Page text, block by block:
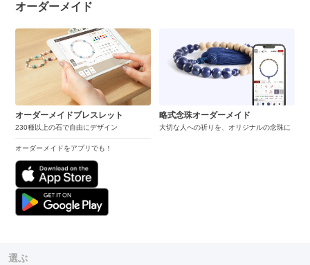
オーダーメイド
オーダーメイドブレスレット
230種以上の石で自由にデザイン
オーダーメイドをアプリでも！
略式念珠オーダーメイド
大切な人への祈りを、オリジナルの念珠に
選ぶ